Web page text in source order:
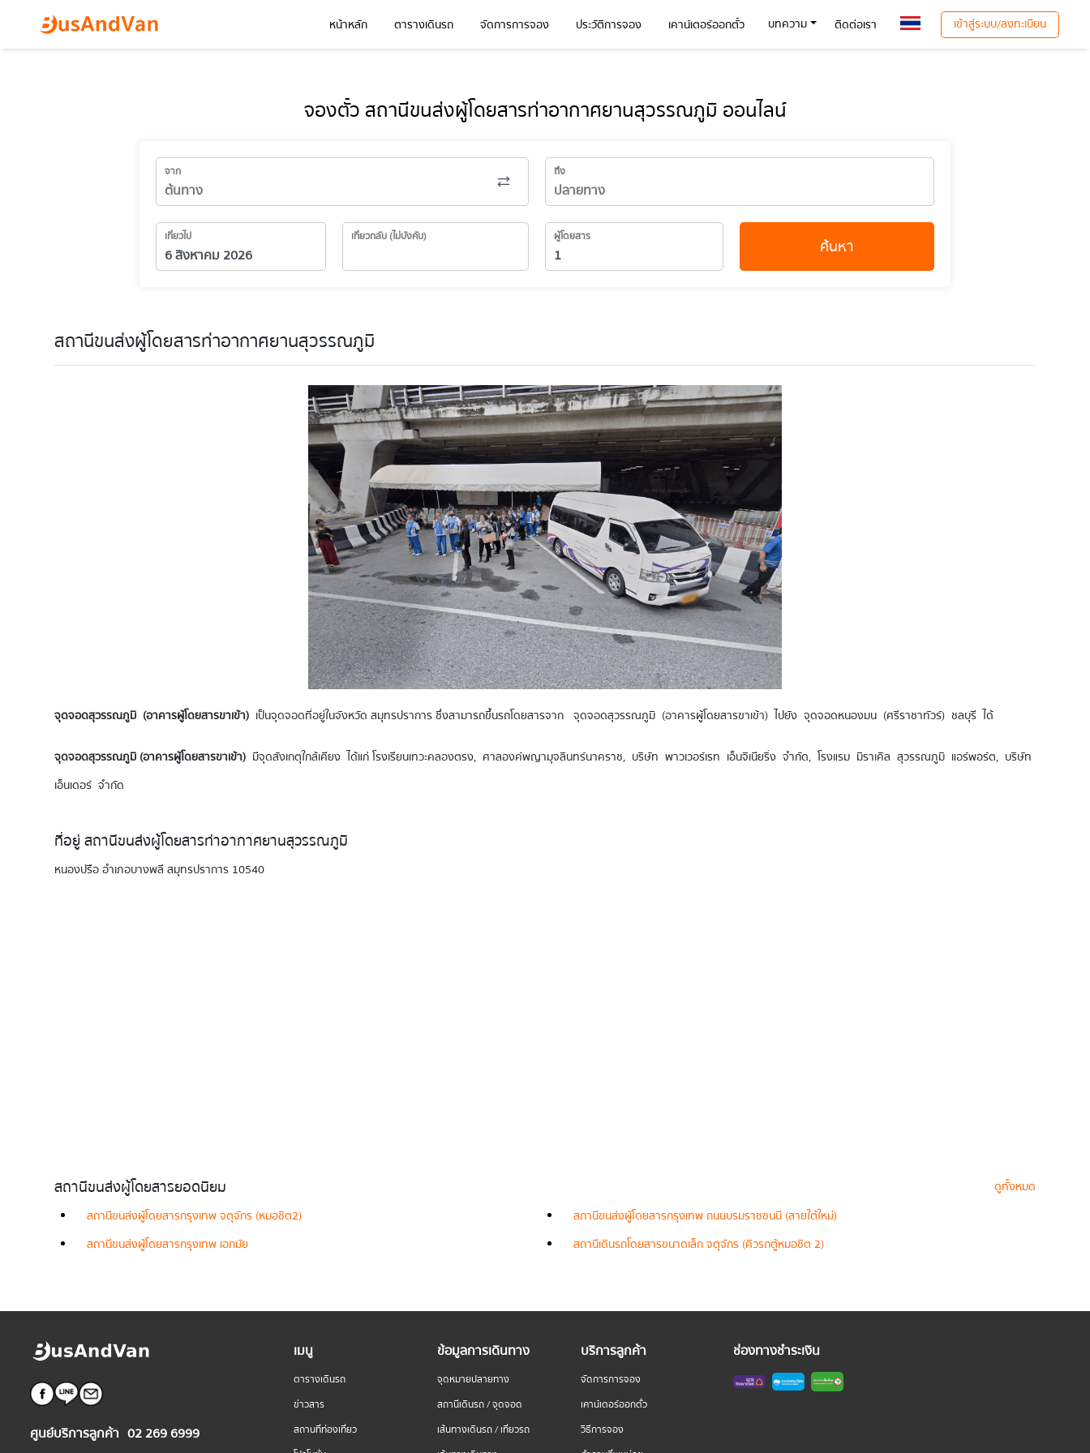
หน้าหลัก ตารางเดินรถ จัดการการจอง ประวัติการจอง เคาน์เตอร์ออกตั๋ว บทความ ติดต่อเรา เข้าสู่ระบบ/ลงทะเบียน
จองตั๋ว สถานีขนส่งผู้โดยสารท่าอากาศยานสุวรรณภูมิ ออนไลน์
จาก ถึง
เที่ยวไป เที่ยวกลับ (ไม่บังคับ) ผู้โดยสาร ค้นหา
สถานีขนส่งผู้โดยสารท่าอากาศยานสุวรรณภูมิ
จุดจอดสุวรรณภูมิ (อาคารผู้โดยสารขาเข้า) เป็นจุดจอดที่อยู่ในจังหวัด สมุทรปราการ ซึ่งสามารถขึ้นรถโดยสารจาก จุดจอดสุวรรณภูมิ (อาคารผู้โดยสารขาเข้า) ไปยัง จุดจอดหนองมน (ศรีราชาทัวร์) ชลบุรี ได้
จุดจอดสุวรรณภูมิ (อาคารผู้โดยสารขาเข้า) มีจุดสังเกตุใกล้เคียง ได้แก่ โรงเรียนเทวะคลองตรง, ศาลองค์พญามุจลินทร์นาคราช, บริษัท พาวเวอร์เรท เอ็นจิเนียริ่ง จำกัด, โรงแรม มิราเคิล สุวรรณภูมิ แอร์พอร์ต, บริษัท
เอ็นเดอร์ จำกัด
ที่อยู่ สถานีขนส่งผู้โดยสารท่าอากาศยานสุวรรณภูมิ
หนองปรือ อำเภอบางพลี สมุทรปราการ 10540
สถานีขนส่งผู้โดยสารยอดนิยม
ดูทั้งหมด
สถานีขนส่งผู้โดยสารกรุงเทพ จตุจักร (หมอชิต2)
สถานีขนส่งผู้โดยสารกรุงเทพ ถนนบรมราชชนนี (สายใต้ใหม่)
สถานีขนส่งผู้โดยสารกรุงเทพ เอกมัย
สถานีเดินรถโดยสารขนาดเล็ก จตุจักร (คิวรถตู้หมอชิต 2)
ศูนย์บริการลูกค้า 02 269 6999
เมนู
ตารางเดินรถ
ข่าวสาร
สถานที่ท่องเที่ยว
ข้อมูลการเดินทาง
จุดหมายปลายทาง
สถานีเดินรถ / จุดจอด
เส้นทางเดินรถ / เที่ยวรถ
บริการลูกค้า
จัดการการจอง
เคาน์เตอร์ออกตั๋ว
วิธีการจอง
ช่องทางชำระเงิน